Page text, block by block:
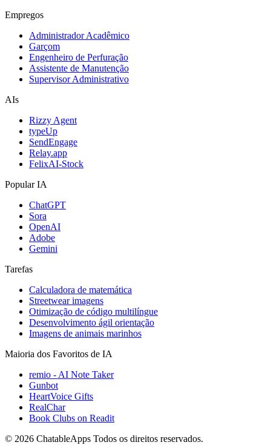
Empregos
Administrador Acadêmico
Garçom
Engenheiro de Perfuração
Assistente de Manutenção
Supervisor Administrativo
AIs
Rizzy Agent
typeUp
SendEngage
Relay.app
FelixAI-Stock
Popular IA
ChatGPT
Sora
OpenAI
Adobe
Gemini
Tarefas
Calculadora de matemática
Streetwear imagens
Otimização de código multilíngue
Desenvolvimento ágil orientação
Imagens de animais marinhos
Maioria dos Favoritos de IA
remio - AI Note Taker
Gunbot
HeartVoice Gifts
RealChar
Book Clubs on Readit
© 2026 ChatableApps Todos os direitos reservados.